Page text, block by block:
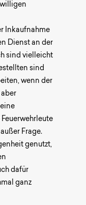
Inkaufnahme
Dienst an der
sind vielleicht
sind
wenn der
Frage.
genutzt,
dafür
ganz